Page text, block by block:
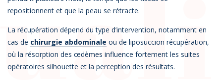
repositionnent et que la peau se rétracte.
La récupération dépend du type d’intervention, notamment en
cas de chirurgie abdominale ou de liposuccion récupération,
où la résorption des œdèmes influence fortement les suites
opératoires silhouette et la perception des résultats.